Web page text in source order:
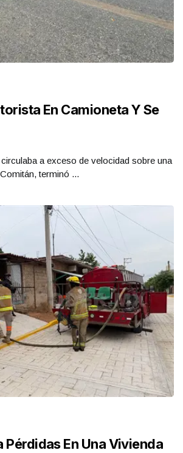
En Camioneta Y Se
a exceso de velocidad sobre una
terminó ...
Pérdidas En Una Vivienda